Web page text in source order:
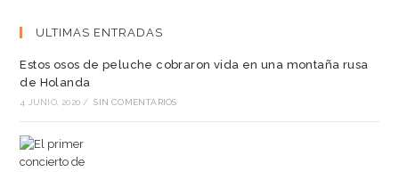
ULTIMAS ENTRADAS
Estos osos de peluche cobraron vida en una montaña rusa
de Holanda
4 JUNIO, 2020 / SIN COMENTARIOS